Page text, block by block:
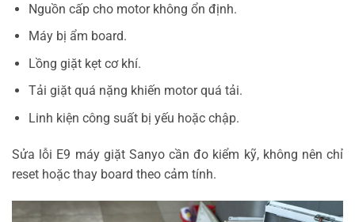
Nguồn cấp cho motor không ổn định.
Máy bị ẩm board.
Lồng giặt kẹt cơ khí.
Tải giặt quá nặng khiến motor quá tải.
Linh kiện công suất bị yếu hoặc chập.
Sửa lỗi E9 máy giặt Sanyo cần đo kiểm kỹ, không nên chỉ
reset hoặc thay board theo cảm tính.